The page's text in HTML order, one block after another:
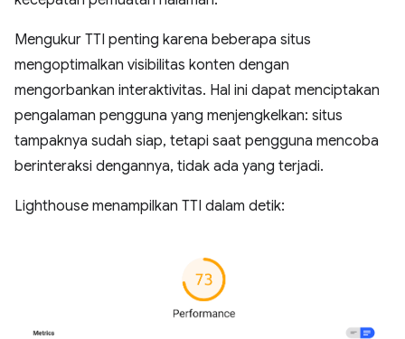
Mengukur TTI penting karena beberapa situs
mengoptimalkan visibilitas konten dengan
mengorbankan interaktivitas. Hal ini dapat menciptakan
pengalaman pengguna yang menjengkelkan: situs
tampaknya sudah siap, tetapi saat pengguna mencoba
berinteraksi dengannya, tidak ada yang terjadi.
Lighthouse menampilkan TTI dalam detik: